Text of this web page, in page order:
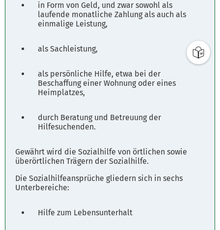
in Form von Geld, und zwar sowohl als
laufende monatliche Zahlung als auch als
einmalige Leistung,
als Sachleistung,
als persönliche Hilfe, etwa bei der
Beschaffung einer Wohnung oder eines
Heimplatzes,
durch Beratung und Betreuung der
Hilfesuchenden.
Gewährt wird die Sozialhilfe von örtlichen sowie
überörtlichen Trägern der Sozialhilfe.
Die Sozialhilfeansprüche gliedern sich in sechs
Unterbereiche:
Hilfe zum Lebensunterhalt